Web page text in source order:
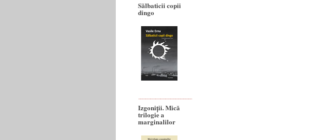
Sălbaticii copii
dingo
Izgoniții. Mică
trilogie a
marginalilor